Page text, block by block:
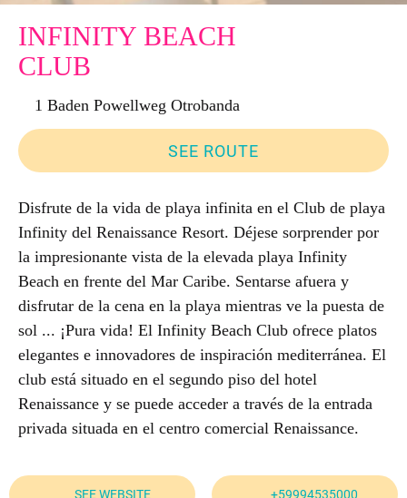
INFINITY BEACH
CLUB
1 Baden Powellweg Otrobanda
SEE ROUTE
Disfrute de la vida de playa infinita en el Club de playa
Infinity del Renaissance Resort. Déjese sorprender por
la impresionante vista de la elevada playa Infinity
Beach en frente del Mar Caribe. Sentarse afuera y
disfrutar de la cena en la playa mientras ve la puesta de
sol ... ¡Pura vida! El Infinity Beach Club ofrece platos
elegantes e innovadores de inspiración mediterránea. El
club está situado en el segundo piso del hotel
Renaissance y se puede acceder a través de la entrada
privada situada en el centro comercial Renaissance.
SEE WEBSITE +59994535000